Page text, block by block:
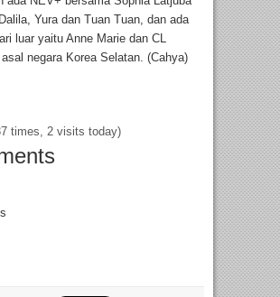
Yura dan Tuan Tuan, dan ada
luar yaitu Anne Marie dan CL
negara Korea Selatan. (Cahya)
times, 2 visits today)